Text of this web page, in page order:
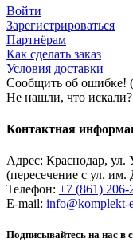
Войти
Зарегистрироваться
Партнёрам
Как сделать заказ
Условия доставки
Сообщить об ошибке!
Не нашли, что искали?
Контактная
Адрес: Краснодар, ул.
(пересечение с ул. им.
Телефон: +7 (861) 206-
E-mail: info@komplekt-
Подписывайтесь на нас в